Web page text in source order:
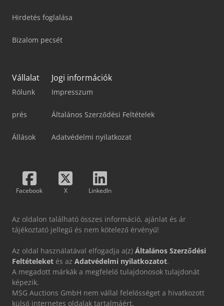
Hirdetés foglalása
Bizalom pecsét
Vállalat
Rólunk
prés
Állások
Jogi információk
Impresszum
Általános Szerződési Feltételek
Adatvédelmi nyilatkozat
Facebook X LinkedIn
Az oldalon található összes információ, ajánlat és ár
tájékoztató jellegű és nem kötelező érvényű!
Az oldal használatával elfogadja a(z) Általános Szerződési
Feltételeket és az Adatvédelmi nyilatkozatot.
A megadott márkák a megfelelő tulajdonosok tulajdonát
képezik.
MSG Auctions GmbH nem vállal felelősséget a hivatkozott
külső internetes oldalak tartalmáért.